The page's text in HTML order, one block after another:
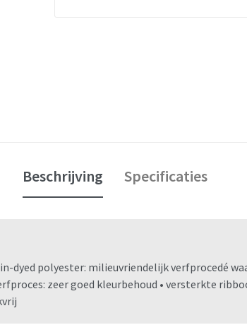
Beschrijving Specificaties
dyed polyester: milieuvriendelijk verfprocedé
zeer goed kleurbehoud • versterkte